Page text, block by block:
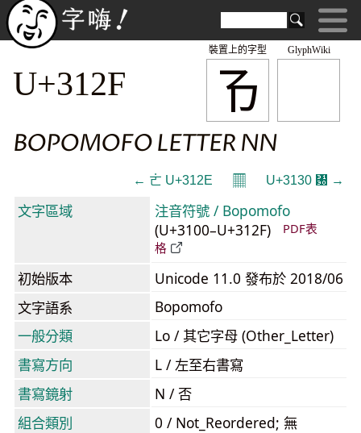
GlyphWiki
ㄯ
裝置上的字型
U+312F
BOPOMOFO LETTER NN
← ㄮ U+312E 𝄜 U+3130 ㄰ →
文字區域
注音符號 / Bopomofo
(U+3100–U+312F)
PDF表
格
初始版本
Unicode 11.0 發布於 2018/06
文字語系
Bopomofo
一般分類
Lo / 其它字母 (Other_Letter)
書寫方向
L / 左至右書寫
書寫鏡射
N / 否
組合類別
0 / Not_Reordered; 無